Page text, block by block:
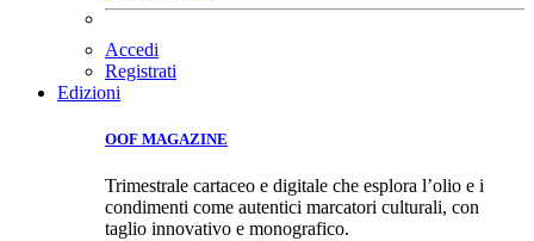
Accedi
Registrati
Edizioni
OOF MAGAZINE
Trimestrale cartaceo e digitale che esplora l’olio e i
condimenti come autentici marcatori culturali, con
taglio innovativo e monografico.